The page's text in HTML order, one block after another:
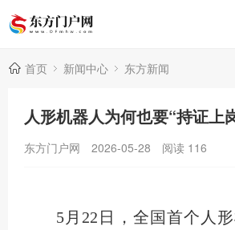
首页 新闻中心 东方新闻
人形机器人为何也要“持证上
东方门户网 2026-05-28 阅读 116
5月22日，全国首个人